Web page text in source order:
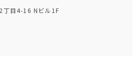
丁目4-16 Nビル1F